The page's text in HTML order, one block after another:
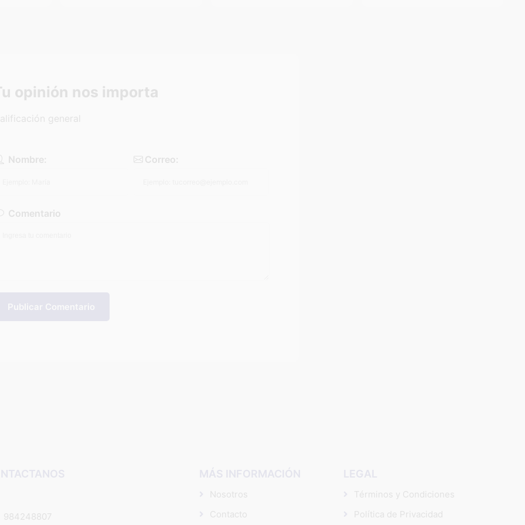
opinión nos importa
general
Nombre: Correo:
Comentario
984248807
Nosotros
Contacto
Términos y Condiciones
Política de Privacidad